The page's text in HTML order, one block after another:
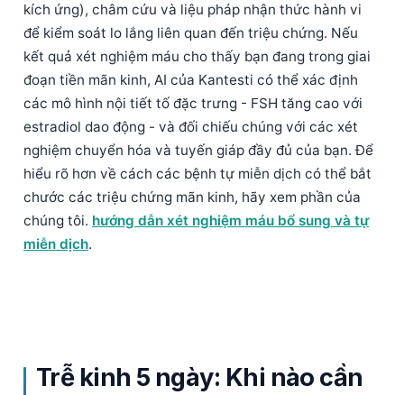
kích ứng), châm cứu và liệu pháp nhận thức hành vi
để kiểm soát lo lắng liên quan đến triệu chứng. Nếu
kết quả xét nghiệm máu cho thấy bạn đang trong giai
đoạn tiền mãn kinh, AI của Kantesti có thể xác định
các mô hình nội tiết tố đặc trưng - FSH tăng cao với
estradiol dao động - và đối chiếu chúng với các xét
nghiệm chuyển hóa và tuyến giáp đầy đủ của bạn. Để
hiểu rõ hơn về cách các bệnh tự miễn dịch có thể bắt
chước các triệu chứng mãn kinh, hãy xem phần của
chúng tôi. hướng dẫn xét nghiệm máu bổ sung và tự
miễn dịch.
Trễ kinh 5 ngày: Khi nào cần